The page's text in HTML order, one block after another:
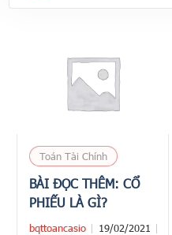
Toán Tài Chính
BÀI ĐỌC THÊM: CỔ
PHIẾU LÀ GÌ?
bqttoancasio
19/02/2021